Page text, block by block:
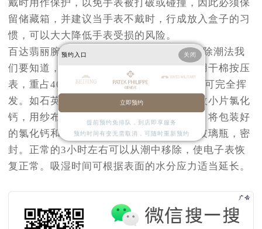
戴时用作保护，以免手表被打破或碰撞，因此必须保
留储藏箱，并建议当手表不戴时，行成放入盒子的习
惯，可以大大降低手表受损的风险。
百达翡丽腕表如何日常保养?百达翡丽腕表除潮法我
们要知道，百达翡丽机械表遭遇潮汐，可用干棉按压
表，重占40瓦电灯泡烘烤5分钟，内外水分可完全挥
发。如石英电子腕表收到潮汐，可以取数枚小片氯化
钙，用纱布包裹；然后打开电子表的盖子，将包装好
的氯化钙和电子表插入不泄漏的塑料袋或玻璃瓶，密
封。正常的3小时左右可以从潮中移除，使电子表恢
复正常。吸湿时间可根据表面的水分应力适当延长。
预约入口 关闭
立即预约
提前预约免排队，到店即享服务
预约时间有变无需取消，可随时重新预约